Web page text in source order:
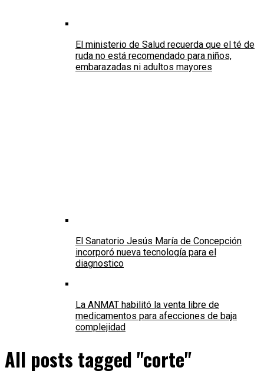
El ministerio de Salud recuerda que el té de
ruda no está recomendado para niños,
embarazadas ni adultos mayores
El Sanatorio Jesús María de Concepción
incorporó nueva tecnología para el
diagnostico
La ANMAT habilitó la venta libre de
medicamentos para afecciones de baja
complejidad
All posts tagged "corte"